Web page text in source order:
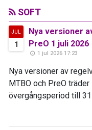
SOFT
JUL
1
Nya versioner
PreO 1 juli 2026
1 jul 2026 17:23
Nya versioner av
MTBO och PreO
övergångsperiod till 31